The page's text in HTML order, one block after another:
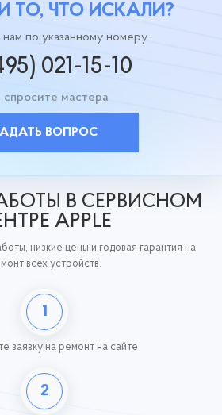
ТО, ЧТО ИСКАЛИ?
нам по указанному номеру
021-15-10
спросите мастера
ВОПРОС
В СЕРВИСНОМ
APPLE
низкие цены и годовая гарантия на
всех устройств.
1
заявку на ремонт на сайте
2